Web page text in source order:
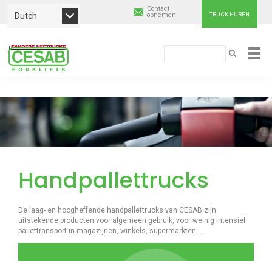
Overslaan
en
naar
Dutch TRUCK HUREN
Contact
opnemen
ZOEKEN
Cesab
Material
Handling
Europe
Handpallettrucks
De laag- en hoogheffende handpallettrucks van CESAB zijn
uitstekende producten voor algemeen gebruik, voor weinig intensief
pallettransport in magazijnen, winkels, supermarkten…